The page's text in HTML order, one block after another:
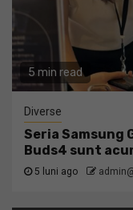
5 min read
Diverse
Seria Samsung
Buds4 sunt
5 luni ago